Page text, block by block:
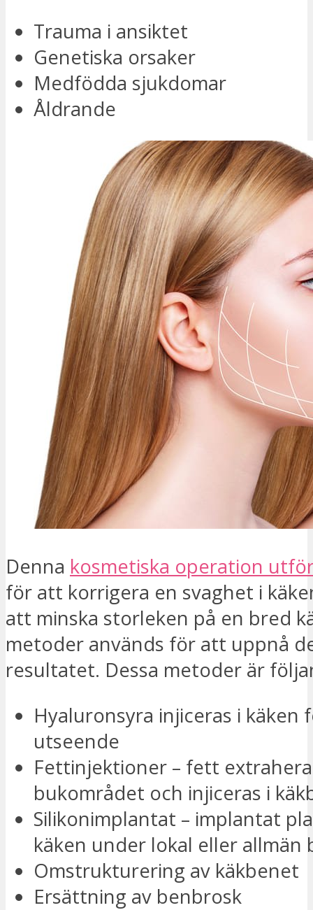
Trauma i ansiktet
Genetiska orsaker
Medfödda sjukdomar
Åldrande
Denna kosmetiska operation
för att korrigera en svaghet i
att minska storleken på en bred
metoder används för att uppnå
resultatet. Dessa metoder är
Hyaluronsyra injiceras i
utseende
Fettinjektioner – fett
bukområdet och injiceras i
Silikonimplantat – implantat
käken under lokal eller allmän
Omstrukturering av käkbenet
Ersättning av benbrosk